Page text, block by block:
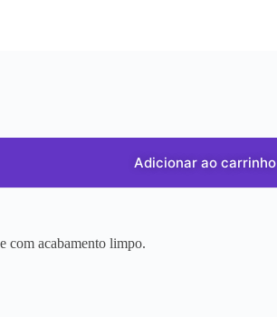
Adicionar ao carrinho
com acabamento limpo.